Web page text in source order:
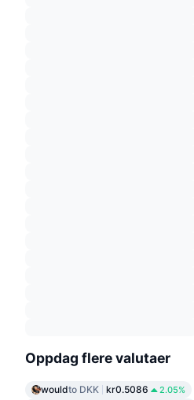
Oppdag flere valutaer
wouldto DKK kr0.5086 2.05%